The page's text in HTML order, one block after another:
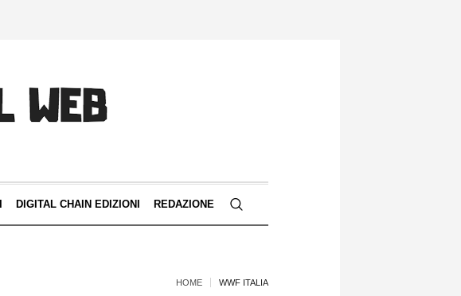
DIGITAL CHAIN EDIZIONI REDAZIONE
HOME WWF ITALIA